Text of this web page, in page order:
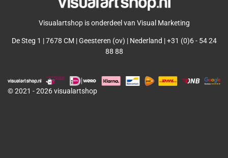
Visualartshop is onderdeel van Visual Marketing
De Steg 1 | 7678 CM | Geesteren (ov) | Nederland | +31 (0)6 - 54 24
88 88
© 2021 - 2026 visualartshop